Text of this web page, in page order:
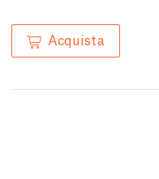
Acquista